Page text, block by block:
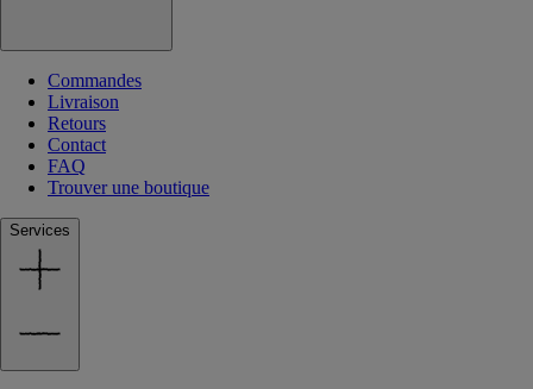
Commandes
Livraison
Retours
Contact
FAQ
Trouver une boutique
Services